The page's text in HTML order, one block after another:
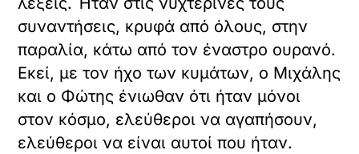
συναντήσεις, κρυφά από όλους, στην
παραλία, κάτω από τον έναστρο ουρανό.
Εκεί, με τον ήχο των κυμάτων, ο Μιχάλης
και ο Φώτης ένιωθαν ότι ήταν μόνοι
στον κόσμο, ελεύθεροι να αγαπήσουν,
ελεύθεροι να είναι αυτοί που ήταν.